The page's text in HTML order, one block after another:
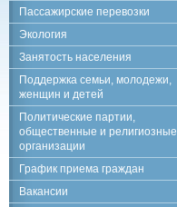
Пассажирские перевозки
Экология
Занятость населения
Поддержка семьи, молодежи,
женщин и детей
Политические партии,
общественные и религиозные
организации
График приема граждан
Вакансии